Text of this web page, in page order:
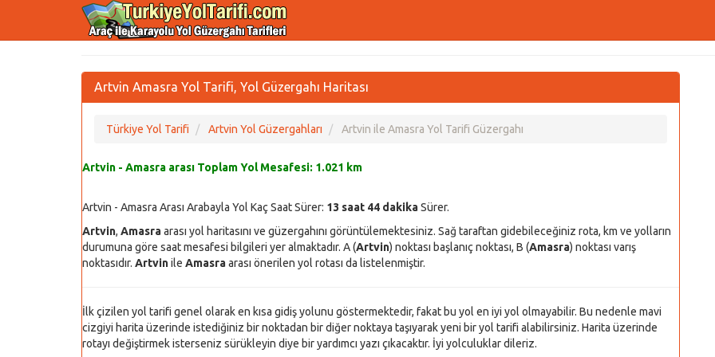
Artvin Amasra Yol Tarifi, Yol Güzergahı Haritası
Türkiye Yol Tarifi Artvin Yol Güzergahları Artvin ile Amasra Yol Tarifi Güzergahı
Artvin - Amasra arası Toplam Yol Mesafesi: 1.021 km
Artvin - Amasra Arası Arabayla Yol Kaç Saat Sürer: 13 saat 44 dakikaSürer.
Artvin, Amasraarası yol haritasını ve güzergahını görüntülemektesiniz. Sağ taraftan gidebileceğiniz rota, km ve yolların
durumuna göre saat mesafesi bilgileri yer almaktadır. A (Artvin) noktası başlanıç noktası, B (Amasra) noktası varış
noktasıdır. Artvinile Amasraarası önerilen yol rotası da listelenmiştir.
İlk çizilen yol tarifi genel olarak en kısa gidiş yolunu göstermektedir, fakat bu yol en iyi yol olmayabilir. Bu nedenle mavi
cizgiyi harita üzerinde istediğiniz bir noktadan bir diğer noktaya taşıyarak yeni bir yol tarifi alabilirsiniz. Harita üzerinde
rotayı değiştirmek isterseniz sürükleyin diye bir yardımcı yazı çıkacaktır. İyi yolculuklar dileriz.